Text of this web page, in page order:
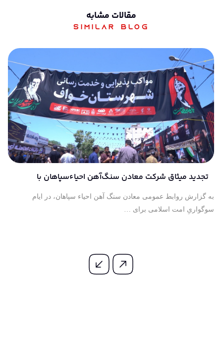
مقالات مشابه
Similar blog
تجدید میثاق شرکت معادن سنگ‌آهن احیاءسپاهان با
آرمان‌های آسمانی آقای شهید ایران
به گزارش روابط عمومی معادن سنگ آهن احیاء سپاهان، در ایام
سوگواریِ امت اسلامی برای …